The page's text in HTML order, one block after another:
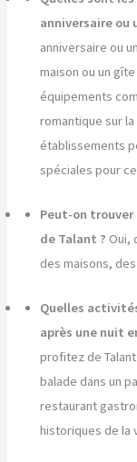
anniversaire ou
anniversaire ou
maison ou un
équipements
romantique sur
établissements
spéciales pour
Peut-on
de Talant ? Oui,
des maisons,
Quelles
après une nuit
profitez de
balade dans un
restaurant
historiques de la